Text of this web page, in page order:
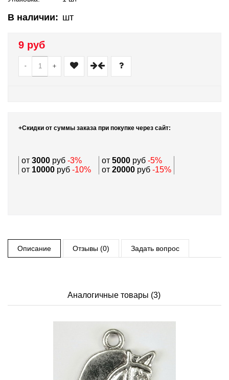
В наличии: шт
9 руб
- +
+Скидки от суммы заказа при покупке через сайт:
от 3000 руб -3% от 5000 руб -5%
от 10000 руб -10% от 20000 руб -15%
Описание Отзывы (0) Задать вопрос
Аналогичные товары (3)